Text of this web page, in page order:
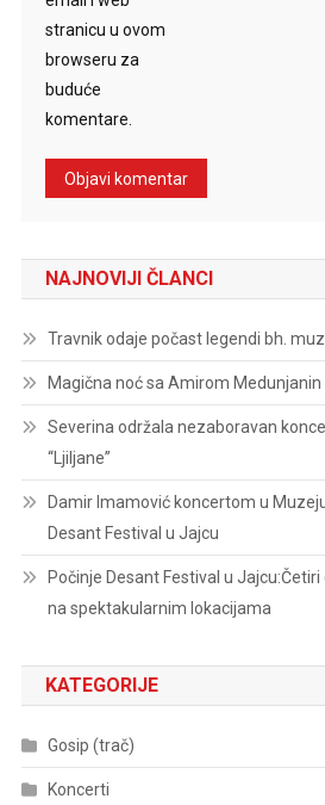
stranicu u ovom
browseru za
buduće
komentare.
NAJNOVIJI ČLANCI
Travnik odaje počast legendi bh.
Magična noć sa Amirom
Severina održala nezaboravan
“Ljiljane”
Damir Imamović koncertom u
Desant Festival u Jajcu
Počinje Desant Festival u
na spektakularnim lokacijama
KATEGORIJE
Gosip (trač)
Koncerti